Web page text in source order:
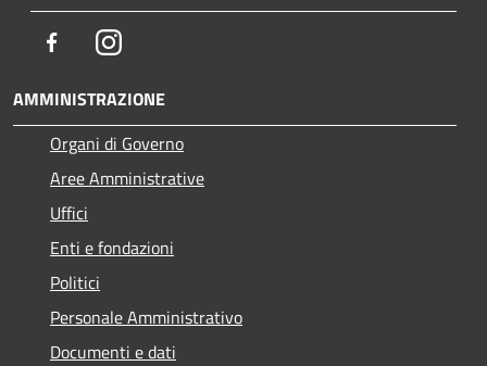
FacebookInstagram
AMMINISTRAZIONE
Organi di Governo
Aree Amministrative
Uffici
Enti e fondazioni
Politici
Personale Amministrativo
Documenti e dati